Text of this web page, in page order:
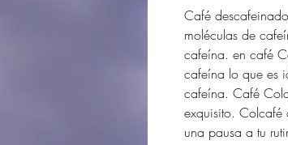
Café
moléculas de
cafeína. en café
cafeína lo que es
cafeína. Café
exquisito. Colcafé
una pausa a tu